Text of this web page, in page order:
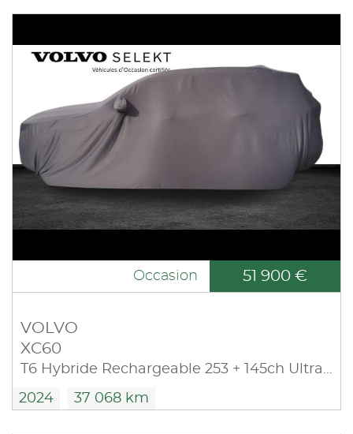
Occasion 51 900 €
VOLVO
XC60
T6 Hybride Rechargeable 253 + 145ch Ultra Style Chrome Geartronic 8 AWD
2024 37 068 km